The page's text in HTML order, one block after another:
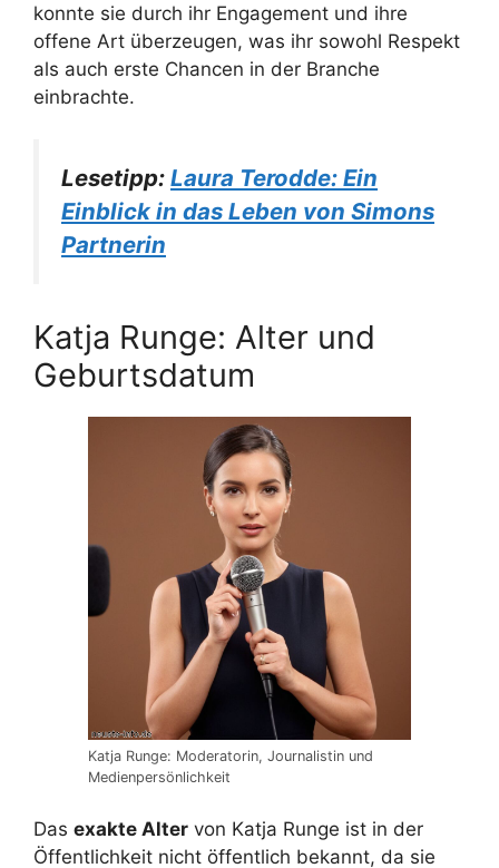
konnte sie durch ihr Engagement und ihre
offene Art überzeugen, was ihr sowohl Respekt
als auch erste Chancen in der Branche
einbrachte.
Lesetipp: Laura Terodde: Ein
Einblick in das Leben von Simons
Partnerin
Katja Runge: Alter und
Geburtsdatum
Katja Runge: Moderatorin, Journalistin und
Medienpersönlichkeit
Das exakte Alter von Katja Runge ist in der
Öffentlichkeit nicht öffentlich bekannt, da sie